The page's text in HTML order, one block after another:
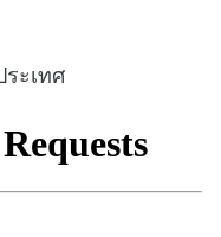
ะเทศ